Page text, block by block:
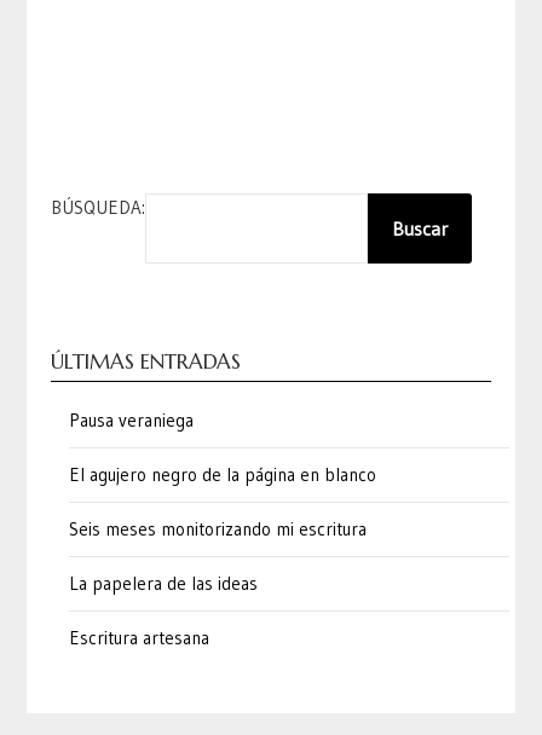
BÚSQUEDA:
Buscar
ÚLTIMAS ENTRADAS
Pausa veraniega
El agujero negro de la página en blanco
Seis meses monitorizando mi escritura
La papelera de las ideas
Escritura artesana